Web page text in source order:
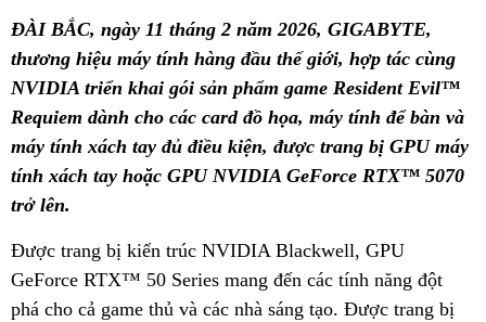
ĐÀI BẮC, ngày 11 tháng 2 năm 2026, GIGABYTE,
thương hiệu máy tính hàng đầu thế giới, hợp tác cùng
NVIDIA triển khai gói sản phẩm game Resident Evil™
Requiem dành cho các card đồ họa, máy tính để bàn và
máy tính xách tay đủ điều kiện, được trang bị GPU máy
tính xách tay hoặc GPU NVIDIA GeForce RTX™ 5070
trở lên.
Được trang bị kiến trúc NVIDIA Blackwell, GPU
GeForce RTX™ 50 Series mang đến các tính năng đột
phá cho cả game thủ và các nhà sáng tạo. Được trang bị